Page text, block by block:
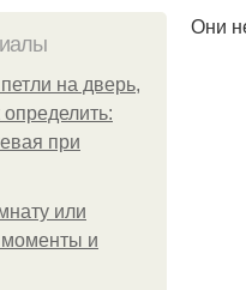
на дверь,
определить:
при
или
и
Они